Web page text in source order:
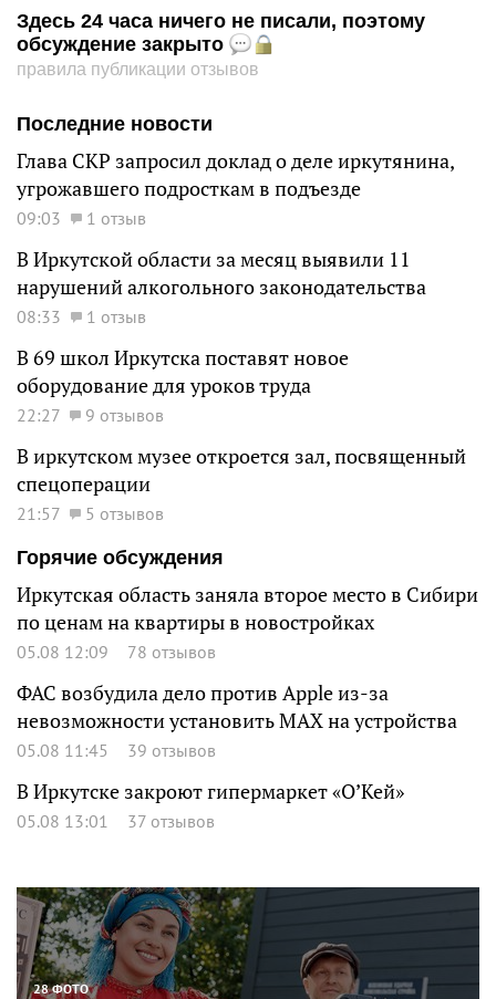
Здесь 24 часа ничего не писали, поэтому
обсуждение закрыто
правила публикации отзывов
Последние новости
Глава СКР запросил доклад о деле иркутянина,
угрожавшего подросткам в подъезде
09:03 1 отзыв
В Иркутской области за месяц выявили 11
нарушений алкогольного законодательства
08:33 1 отзыв
В 69 школ Иркутска поставят новое
оборудование для уроков труда
22:27 9 отзывов
В иркутском музее откроется зал, посвященный
спецоперации
21:57
5 отзывов
Горячие обсуждения
Иркутская область заняла второе место в Сибири
по ценам на квартиры в новостройках
05.08 12:09 78 отзывов
ФАС возбудила дело против Apple из-за
невозможности установить MAX на устройства
05.08 11:45 39 отзывов
В Иркутске закроют гипермаркет «О’Кей»
05.08 13:01 37 отзывов
28 ФОТО